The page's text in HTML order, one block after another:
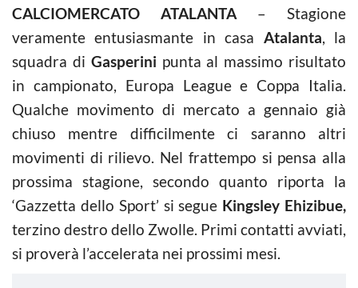
CALCIOMERCATO ATALANTA – Stagione
veramente entusiasmante in casa Atalanta, la
squadra di Gasperini punta al massimo risultato
in campionato, Europa League e Coppa Italia.
Qualche movimento di mercato a gennaio già
chiuso mentre difficilmente ci saranno altri
movimenti di rilievo. Nel frattempo si pensa alla
prossima stagione, secondo quanto riporta la
‘Gazzetta dello Sport’ si segue Kingsley Ehizibue,
terzino destro dello Zwolle. Primi contatti avviati,
si proverà l’accelerata nei prossimi mesi.